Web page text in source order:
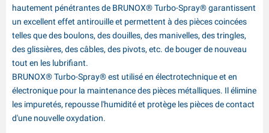
hautement pénétrantes de BRUNOX® Turbo-Spray® garantissent
un excellent effet antirouille et permettent à des pièces coincées
telles que des boulons, des douilles, des manivelles, des tringles,
des glissières, des câbles, des pivots, etc. de bouger de nouveau
tout en les lubrifiant.
BRUNOX® Turbo-Spray® est utilisé en électrotechnique et en
électronique pour la maintenance des pièces métalliques. Il élimine
les impuretés, repousse l'humidité et protège les pièces de contact
d'une nouvelle oxydation.